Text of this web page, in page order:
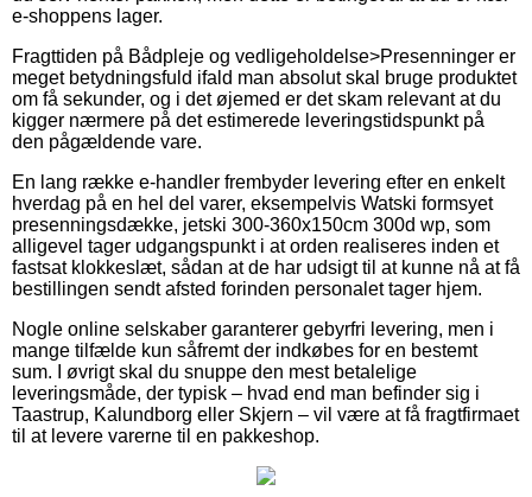
e-shoppens lager.
Fragttiden på Bådpleje og vedligeholdelse>Presenninger er
meget betydningsfuld ifald man absolut skal bruge produktet
om få sekunder, og i det øjemed er det skam relevant at du
kigger nærmere på det estimerede leveringstidspunkt på
den pågældende vare.
En lang række e-handler frembyder levering efter en enkelt
hverdag på en hel del varer, eksempelvis Watski formsyet
presenningsdække, jetski 300-360x150cm 300d wp, som
alligevel tager udgangspunkt i at orden realiseres inden et
fastsat klokkeslæt, sådan at de har udsigt til at kunne nå at få
bestillingen sendt afsted forinden personalet tager hjem.
Nogle online selskaber garanterer gebyrfri levering, men i
mange tilfælde kun såfremt der indkøbes for en bestemt
sum. I øvrigt skal du snuppe den mest betalelige
leveringsmåde, der typisk – hvad end man befinder sig i
Taastrup, Kalundborg eller Skjern – vil være at få fragtfirmaet
til at levere varerne til en pakkeshop.